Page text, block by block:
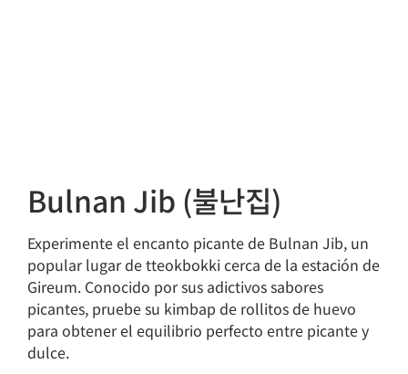
Bulnan Jib (불난집)
Experimente el encanto picante de Bulnan Jib, un
popular lugar de tteokbokki cerca de la estación de
Gireum. Conocido por sus adictivos sabores
picantes, pruebe su kimbap de rollitos de huevo
para obtener el equilibrio perfecto entre picante y
dulce.